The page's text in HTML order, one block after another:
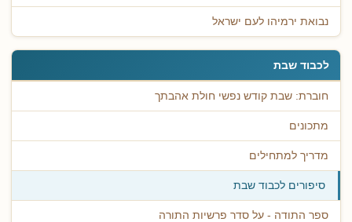
נבואת ירמיהו לעם ישראל
לכבוד שבת
חוברת: שבת קודש נפשי חולת אהבתך
מתכונים
מדריך למתחילים
סיפורים לכבוד שבת
ספר התודה - על סדר פרשיות התורה